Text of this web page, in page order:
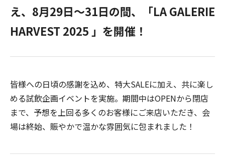
え、8月29日〜31日の間、「LA GALERIE
HARVEST 2025 」を開催！
皆様への日頃の感謝を込め、特大SALEに加え、共に楽し
める試飲企画イベントを実施。期間中はOPENから閉店
まで、予想を上回る多くのお客様にご来店いただき、会
場は終始、賑やかで温かな雰囲気に包まれました！